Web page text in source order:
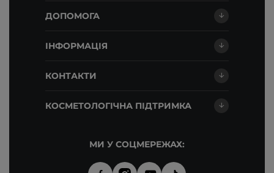
ДОПОМОГА
ІНФОРМАЦІЯ
КОНТАКТИ
КОСМЕТОЛОГІЧНА ПІДТРИМКА
МИ У СОЦМЕРЕЖАХ: